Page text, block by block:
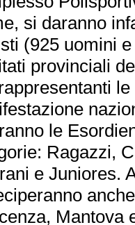
si daranno
(925 uomini
provinciali
le
Ragazzi,
e Juniores.
Mantova